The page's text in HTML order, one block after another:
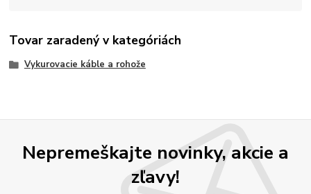
Tovar zaradený v kategóriách
Vykurovacie káble a rohože
Nepremeškajte novinky, akcie a
zľavy!